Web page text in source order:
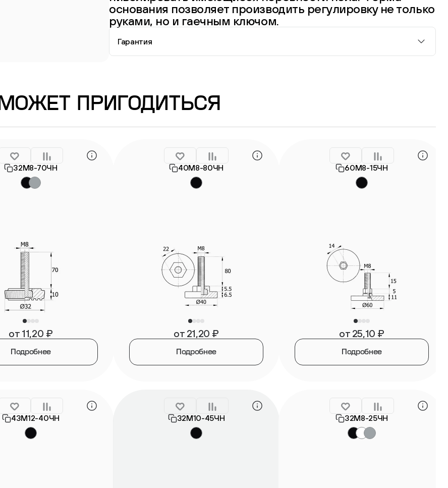
основания позволяет производить регулировку не только
руками, но и гаечным ключом.
Гарантия
МОЖЕТ ПРИГОДИТЬСЯ
32М8-70ЧН
от 11,20 ₽
Подробнее
40М8-80ЧН
от 21,20 ₽
Подробнее
60М8-15ЧН
от 25,10 ₽
Подробнее
43М12-40ЧН 32М10-45ЧН 32М8-25ЧН